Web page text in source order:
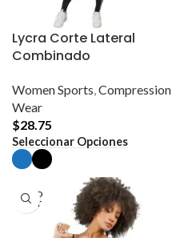
Lycra Corte Lateral
Combinado
Women Sports,Compression
Wear
$28.75
Seleccionar OpcionesEste
producto
variantes.
Las
opciones
se
SOLD
OUT